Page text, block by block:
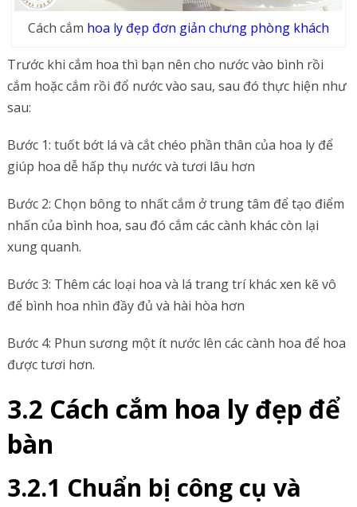
Cách cắm hoa ly đẹp đơn giản chưng phòng khách
Trước khi cắm hoa thì bạn nên cho nước vào bình rồi
cắm hoặc cắm rồi đổ nước vào sau, sau đó thực hiện như
sau:
Bước 1: tuốt bớt lá và cắt chéo phần thân của hoa ly để
giúp hoa dễ hấp thụ nước và tươi lâu hơn
Bước 2: Chọn bông to nhất cắm ở trung tâm để tạo điểm
nhấn của bình hoa, sau đó cắm các cành khác còn lại
xung quanh.
Bước 3: Thêm các loại hoa và lá trang trí khác xen kẽ vô
để bình hoa nhìn đầy đủ và hài hòa hơn
Bước 4: Phun sương một ít nước lên các cành hoa để hoa
được tươi hơn.
3.2 Cách cắm hoa ly đẹp để
bàn
3.2.1 Chuẩn bị công cụ và